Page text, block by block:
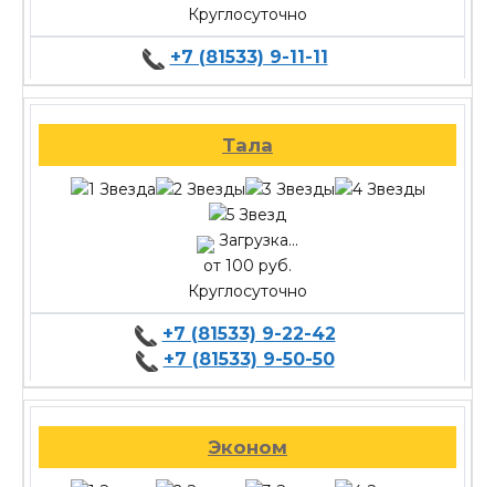
Круглосуточно
+7 (81533) 9-11-11
Тала
Загрузка...
от 100 руб.
Круглосуточно
+7 (81533) 9-22-42
+7 (81533) 9-50-50
Эконом